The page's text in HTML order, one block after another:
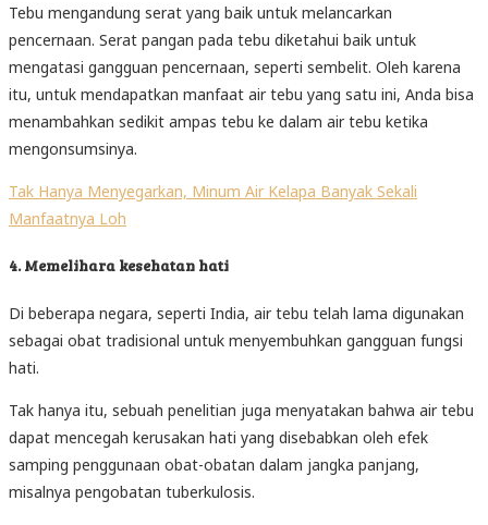
Tebu mengandung serat yang baik untuk melancarkan
pencernaan. Serat pangan pada tebu diketahui baik untuk
mengatasi gangguan pencernaan, seperti sembelit. Oleh karena
itu, untuk mendapatkan manfaat air tebu yang satu ini, Anda bisa
menambahkan sedikit ampas tebu ke dalam air tebu ketika
mengonsumsinya.
Tak Hanya Menyegarkan, Minum Air Kelapa Banyak Sekali
Manfaatnya Loh
4. Memelihara kesehatan hati
Di beberapa negara, seperti India, air tebu telah lama digunakan
sebagai obat tradisional untuk menyembuhkan gangguan fungsi
hati.
Tak hanya itu, sebuah penelitian juga menyatakan bahwa air tebu
dapat mencegah kerusakan hati yang disebabkan oleh efek
samping penggunaan obat-obatan dalam jangka panjang,
misalnya pengobatan tuberkulosis.